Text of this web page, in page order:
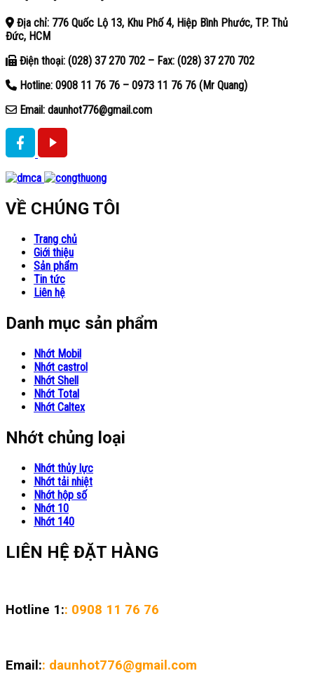
Địa chỉ: 776 Quốc Lộ 13, Khu Phố 4, Hiệp Bình Phước, TP. Thủ
Đức, HCM
Điện thoại: (028) 37 270 702 – Fax: (028) 37 270 702
Hotline: 0908 11 76 76 – 0973 11 76 76 (Mr Quang)
Email: daunhot776@gmail.com
VỀ CHÚNG TÔI
Trang chủ
Giới thiệu
Sản phẩm
Tin tức
Liên hệ
Danh mục sản phẩm
Nhớt Mobil
Nhớt castrol
Nhớt Shell
Nhớt Total
Nhớt Caltex
Nhớt chủng loại
Nhớt thủy lực
Nhớt tải nhiệt
Nhớt hộp số
Nhớt 10
Nhớt 140
LIÊN HỆ ĐẶT HÀNG
Hotline 1:: 0908 11 76 76
Email:: daunhot776@gmail.com